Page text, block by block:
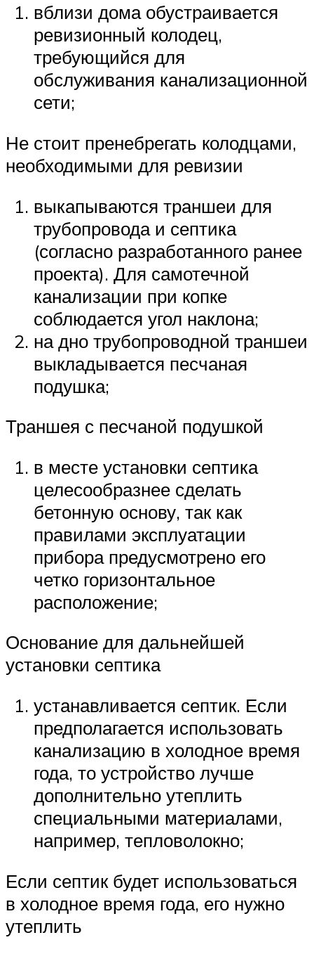
вблизи дома обустраивается
ревизионный колодец,
требующийся для
обслуживания канализационной
сети;
Не стоит пренебрегать колодцами,
необходимыми для ревизии
выкапываются траншеи для
трубопровода и септика
(согласно разработанного ранее
проекта). Для самотечной
канализации при копке
соблюдается угол наклона;
на дно трубопроводной траншеи
выкладывается песчаная
подушка;
Траншея с песчаной подушкой
в месте установки септика
целесообразнее сделать
бетонную основу, так как
правилами эксплуатации
прибора предусмотрено его
четко горизонтальное
расположение;
Основание для дальнейшей
установки септика
устанавливается септик. Если
предполагается использовать
канализацию в холодное время
года, то устройство лучше
дополнительно утеплить
специальными материалами,
например, тепловолокно;
Если септик будет использоваться
в холодное время года, его нужно
утеплить